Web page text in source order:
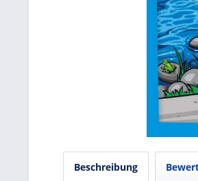
Beschreibung